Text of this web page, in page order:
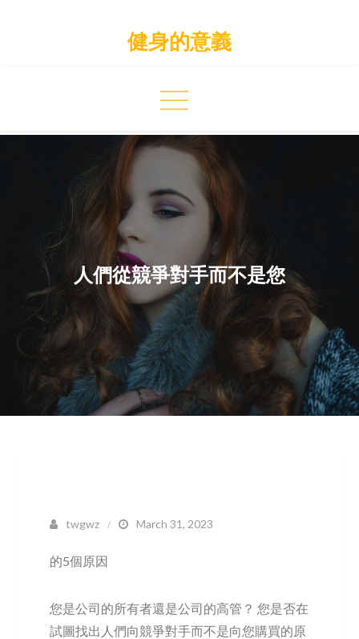
健身的意義
人們從競爭對手而不是您
twgwz March 31, 2023
的5個原因
您是公司的所有者還是公司的高管？ 您是否在
試圖找出人們向競爭對手而不是向您購買的原